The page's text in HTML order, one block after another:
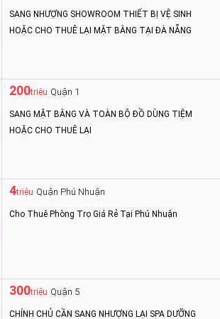
SANG NHƯỢNG SHOWROOM THIẾT BỊ VỆ SINH
HOẶC CHO THUÊ LẠI MẶT BẰNG TẠI ĐÀ NẴNG
200triệu Quận 1
SANG MẶT BẰNG VÀ TOÀN BỘ ĐỒ DÙNG TIỆM
HOẶC CHO THUÊ LẠI
4triệu Quận Phú Nhuận
Cho Thuê Phòng Trọ Giá Rẻ Tại Phú Nhuận
300triệu Quận 5
CHÍNH CHỦ CẦN SANG NHƯỢNG LẠI SPA DƯỠNG